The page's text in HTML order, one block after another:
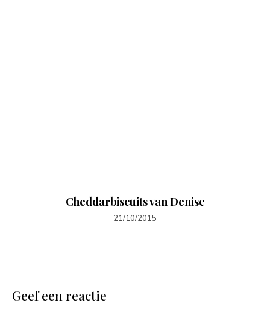
Cheddarbiscuits van Denise
21/10/2015
Geef een reactie